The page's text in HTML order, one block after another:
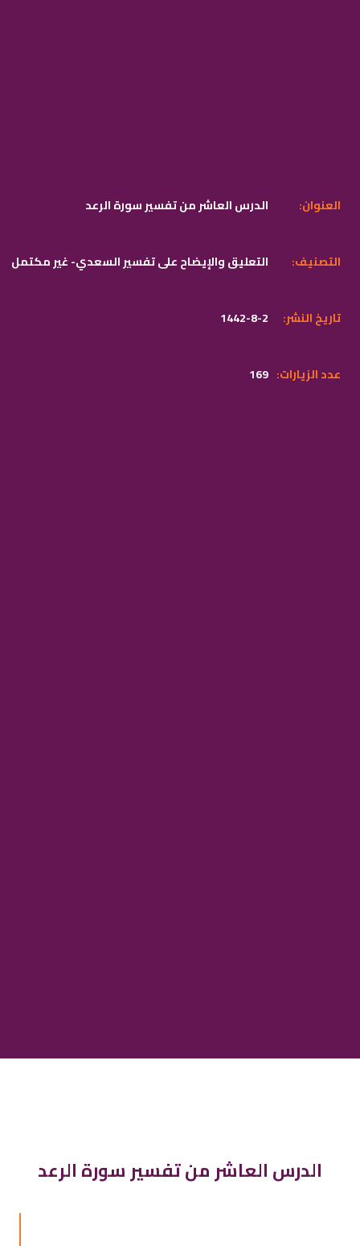
الدرس العاشر من تفسير سورة الرعد :العنوان
التعليق والإيضاح على تفسير السعدي- غير مكتمل :التصنيف
1442-8-2 :تاريخ النشر
169 :عدد الزيارات
الدرس العاشر من تفسير سورة الرعد